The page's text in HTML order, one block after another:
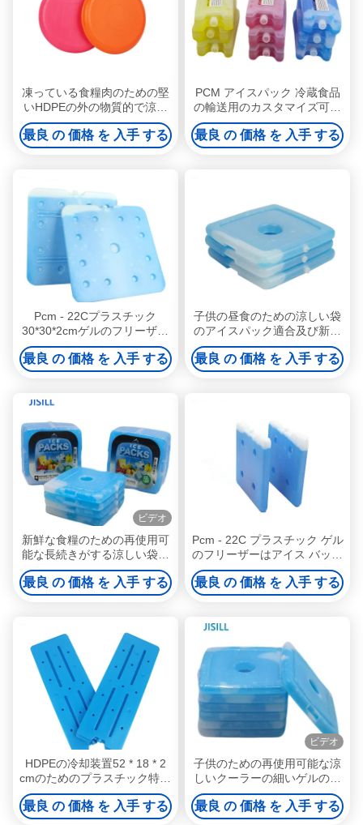
凍っている食糧肉のための堅
いHDPEの外の物質的で涼し
いゲルのアイスパックの の
丸型
最良 の 価格 を 入手 する
PCM アイスパック 冷蔵食品
の輸送用のカスタマイズ可能
な硬質プラスチックゲル冷却
パック 飲み物の冷却と薬の輸
送用
最良 の 価格 を 入手 する
Pcm - 22Cプラスチック
30*30*2cmゲルのフリーザー
のパック
最良 の 価格 を 入手 する
子供の昼食のための涼しい袋
のアイスパック適合及び新し
く細く再使用可能な冷却の食
糧ゲルのアイスパック
最良 の 価格 を 入手 する
ビデオ
新鮮な食糧のための再使用可
能な長続きがする涼しい袋の
氷の細い昼食のゲルのアイス
パック
最良 の 価格 を 入手 する
Pcm - 22C プラスチック ゲル
のフリーザーはアイス バッグ
を 30*30*2cm 詰めます
最良 の 価格 を 入手 する
HDPEの冷却装置52 * 18 * 2
cmのためのプラスチック特大
の長い形のゲルのアイスパッ
ク
最良 の 価格 を 入手 する
ビデオ
子供のための再使用可能な涼
しいクーラーの細いゲルの涼
しい袋のアイス パックの昼食
のアイス ボックス
最良 の 価格 を 入手 する